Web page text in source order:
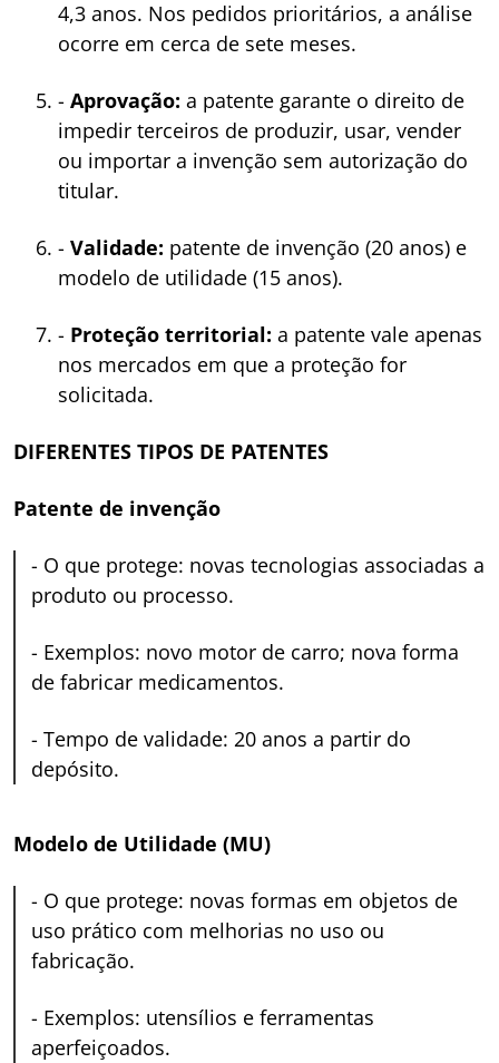
4,3 anos. Nos pedidos prioritários, a análise
ocorre em cerca de sete meses.
- Aprovação: a patente garante o direito de
impedir terceiros de produzir, usar, vender
ou importar a invenção sem autorização do
titular.
- Validade: patente de invenção (20 anos) e
modelo de utilidade (15 anos).
- Proteção territorial: a patente vale apenas
nos mercados em que a proteção for
solicitada.
DIFERENTES TIPOS DE PATENTES
Patente de invenção
- O que protege: novas tecnologias associadas a
produto ou processo.
- Exemplos: novo motor de carro; nova forma
de fabricar medicamentos.
- Tempo de validade: 20 anos a partir do
depósito.
Modelo de Utilidade (MU)
- O que protege: novas formas em objetos de
uso prático com melhorias no uso ou
fabricação.
- Exemplos: utensílios e ferramentas
aperfeiçoados.